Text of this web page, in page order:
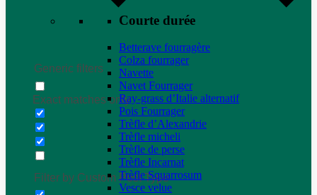
Generic filters
Exact matches only
Filter by Custom Post Type
Courte durée
Betterave fourragère
Colza fourrager
Navette
Navet Fourrager
Ray-grass d’Italie alternatif
Pois Fourrager
Trèfle d’Alexandrie
Trèfle micheli
Trèfle de perse
Trèfle Incarnat
Trèfle Squarrosum
Vesce velue